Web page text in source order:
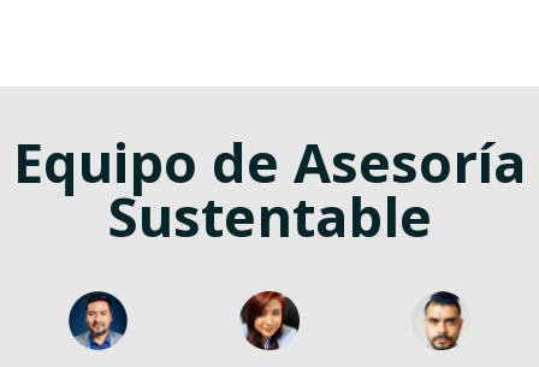
Equipo de Asesoría
Sustentable